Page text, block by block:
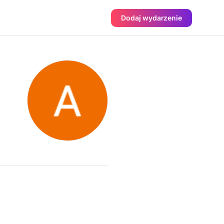
Dodaj wydarzenie